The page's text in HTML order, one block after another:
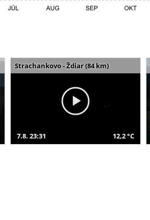
Strachankovo - Ždiar (84 km)
7.8. 23:31 12,2 °C